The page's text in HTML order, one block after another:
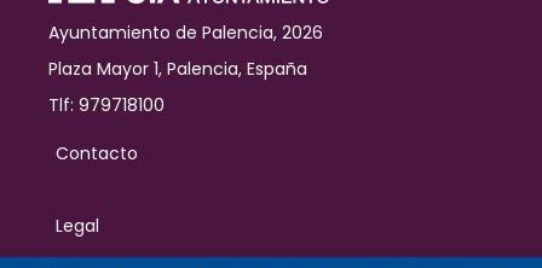
Ayuntamiento de Palencia, 2026
Plaza Mayor 1, Palencia, España
Tlf: 979718100
Contacto
Legal